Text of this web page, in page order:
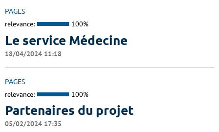
PAGES
relevance: 100%
Le service Médecine
18/04/2024 11:18
PAGES
relevance: 100%
Partenaires du projet
05/02/2024 17:35